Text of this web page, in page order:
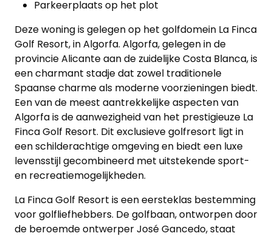
Parkeerplaats op het plot
Deze woning is gelegen op het golfdomein La Finca
Golf Resort, in Algorfa. Algorfa, gelegen in de
provincie Alicante aan de zuidelijke Costa Blanca, is
een charmant stadje dat zowel traditionele
Spaanse charme als moderne voorzieningen biedt.
Een van de meest aantrekkelijke aspecten van
Algorfa is de aanwezigheid van het prestigieuze La
Finca Golf Resort. Dit exclusieve golfresort ligt in
een schilderachtige omgeving en biedt een luxe
levensstijl gecombineerd met uitstekende sport-
en recreatiemogelijkheden.
La Finca Golf Resort is een eersteklas bestemming
voor golfliefhebbers. De golfbaan, ontworpen door
de beroemde ontwerper José Gancedo, staat